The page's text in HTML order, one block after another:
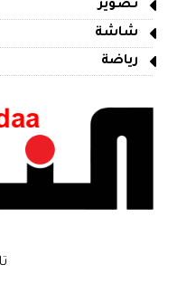
تصوير
شاشة
رياضة